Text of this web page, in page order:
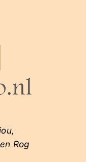
Rog